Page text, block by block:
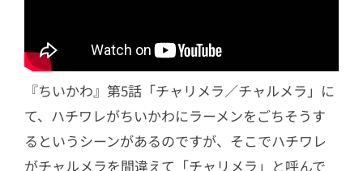
『ちいかわ』第5話「チャリメラ／チャルメラ」に
て、ハチワレがちいかわにラーメンをごちそうす
るというシーンがあるのですが、そこでハチワレ
がチャルメラを間違えて「チャリメラ」と呼んで